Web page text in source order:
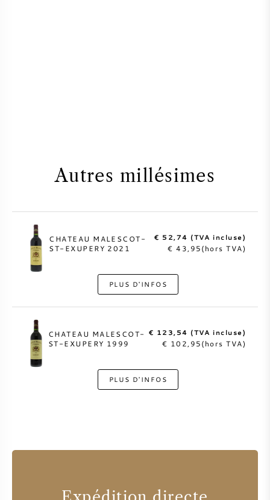
Autres millésimes
CHATEAU MALESCOT-
ST-EXUPERY 2021
€ 52,74 (TVA incluse)
€ 43,95(hors TVA)
PLUS D'INFOS
CHATEAU MALESCOT-
ST-EXUPERY 1999
€ 123,54 (TVA incluse)
€ 102,95(hors TVA)
PLUS D'INFOS